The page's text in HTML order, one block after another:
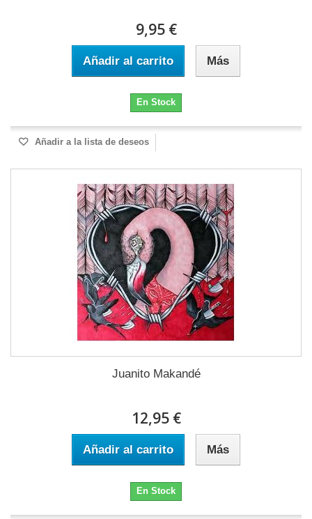
9,95 €
Añadir al carrito Más
En Stock
Añadir a la lista de deseos
Juanito Makandé
12,95 €
Añadir al carrito Más
En Stock